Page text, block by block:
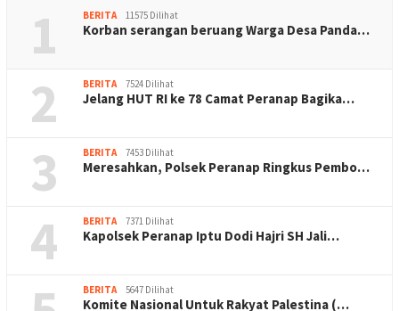
1 BERITA 11575 Dilihat
Korban serangan beruang Warga Desa Panda…
2 BERITA 7524 Dilihat
Jelang HUT RI ke 78 Camat Peranap Bagika…
3 BERITA 7453 Dilihat
Meresahkan, Polsek Peranap Ringkus Pembo…
4 BERITA 7371 Dilihat
Kapolsek Peranap Iptu Dodi Hajri SH Jali…
BERITA 5647 Dilihat
Komite Nasional Untuk Rakyat Palestina (…